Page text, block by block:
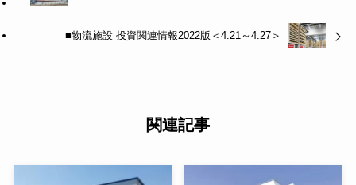
■物流施設 投資関連情報2022版＜4.21～4.27＞
関連記事